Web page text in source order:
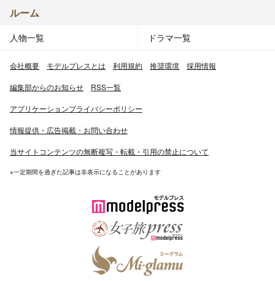
ルーム
人物一覧 ドラマ一覧
会社概要 モデルプレスとは 利用規約 推奨環境 採用情報
編集部からのお知らせ RSS一覧
アプリケーションプライバシーポリシー
情報提供・広告掲載・お問い合わせ
当サイトコンテンツの無断複写・転載・引用の禁止について
※一定期間を過ぎた記事は非表示になることがあります